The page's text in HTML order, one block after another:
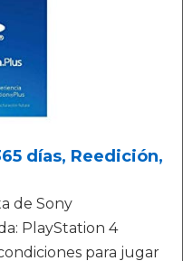
días, Reedición,
de Sony
PlayStation 4
para jugar